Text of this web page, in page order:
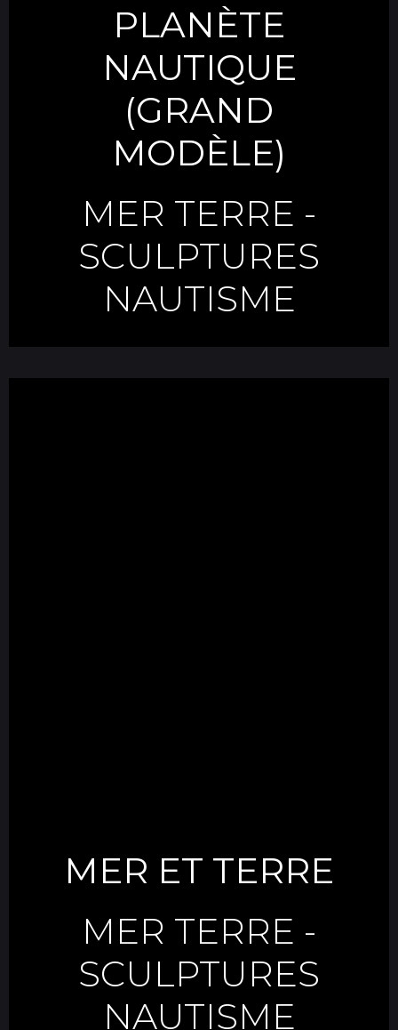
PLANÈTE
NAUTIQUE
(GRAND
MODÈLE)
MER TERRE -
SCULPTURES
NAUTISME
MER ET TERRE
MER TERRE -
SCULPTURES
NAUTISME